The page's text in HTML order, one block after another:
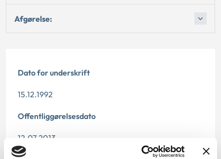
Afgørelse:
Dato for underskrift
15.12.1992
Offentliggørelsesdato
12.07.2013